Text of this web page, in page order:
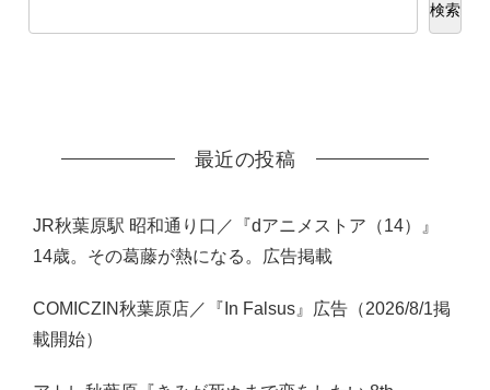
検索
最近の投稿
JR秋葉原駅 昭和通り口／『dアニメストア（14）』
14歳。その葛藤が熱になる。広告掲載
COMICZIN秋葉原店／『In Falsus』広告（2026/8/1掲
載開始）